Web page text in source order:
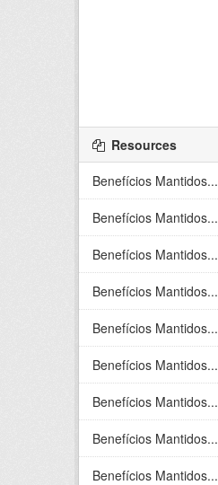
Resources
Benefícios Mantidos...
Benefícios Mantidos...
Benefícios Mantidos...
Benefícios Mantidos...
Benefícios Mantidos...
Benefícios Mantidos...
Benefícios Mantidos...
Benefícios Mantidos...
Benefícios Mantidos...